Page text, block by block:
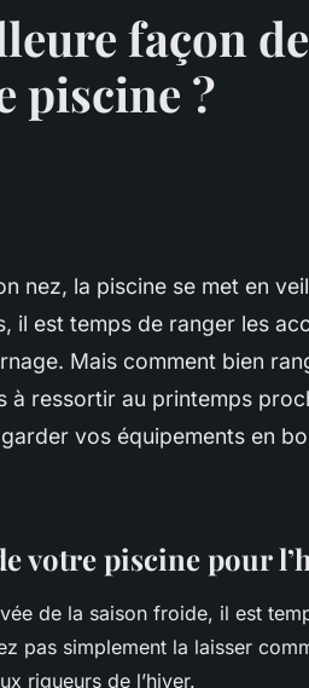
façon
piscine ?
nez, la piscine se met en
il est temps de ranger les
. Mais comment bien
à ressortir au printemps
vos équipements en
votre piscine pour
de la saison froide, il est
pas simplement la laisser
rigueurs de l’hiver.